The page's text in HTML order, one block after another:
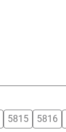
5815 5816